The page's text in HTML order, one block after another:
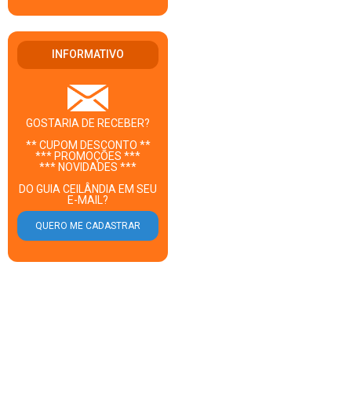
INFORMATIVO
GOSTARIA DE RECEBER?
** CUPOM DESCONTO **
*** PROMOÇÕES ***
*** NOVIDADES ***
DO GUIA CEILÂNDIA EM SEU
E-MAIL?